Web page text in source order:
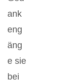
ank
eng
äng
e sie
bei